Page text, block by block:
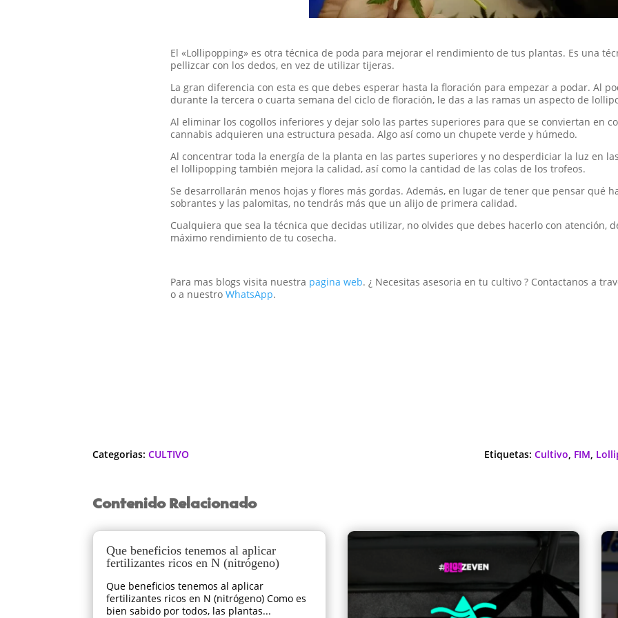
El «Lollipopping» es otra técnica de poda para mejorar el rendimiento de tus plantas. Es una
pellizcar con los dedos, en vez de utilizar tijeras.
La gran diferencia con esta es que debes esperar hasta la floración para empezar a podar. Al
durante la tercera o cuarta semana del ciclo de floración, le das a las ramas un aspecto de
Al eliminar los cogollos inferiores y dejar solo las partes superiores para que se conviertan en
cannabis adquieren una estructura pesada. Algo así como un chupete verde y húmedo.
Al concentrar toda la energía de la planta en las partes superiores y no desperdiciar la luz en
el lollipopping también mejora la calidad, así como la cantidad de las colas de los trofeos.
Se desarrollarán menos hojas y flores más gordas. Además, en lugar de tener que pensar qué
sobrantes y las palomitas, no tendrás más que un alijo de primera calidad.
Cualquiera que sea la técnica que decidas utilizar, no olvides que debes hacerlo con atención,
máximo rendimiento de tu cosecha.
Para mas blogs visita nuestra pagina web. ¿ Necesitas asesoria en tu cultivo ? Contactanos a
o a nuestro WhatsApp.
Categorias:CULTIVO Etiquetas: Cultivo, FIM,
Contenido Relacionado
Que beneficios tenemos al aplicar
fertilizantes ricos en N (nitrógeno)
Que beneficios tenemos al aplicar
fertilizantes ricos en N (nitrógeno) Como es
bien sabido por todos, las plantas...